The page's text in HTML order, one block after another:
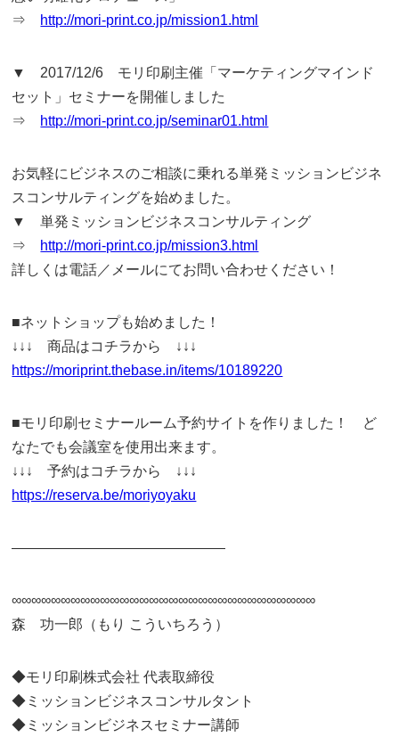
⇒ http://mori-print.co.jp/mission1.html
▼ 2017/12/6 モリ印刷主催「マーケティングマインド
セット」セミナーを開催しました
⇒ http://mori-print.co.jp/seminar01.html
お気軽にビジネスのご相談に乗れる単発ミッションビジネ
スコンサルティングを始めました。
▼ 単発ミッションビジネスコンサルティング
⇒ http://mori-print.co.jp/mission3.html
詳しくは電話／メールにてお問い合わせください！
■ネットショップも始めました！
↓↓↓ 商品はコチラから ↓↓↓
https://moriprint.thebase.in/items/10189220
■モリ印刷セミナールーム予約サイトを作りました！ ど
なたでも会議室を使用出来ます。
↓↓↓ 予約はコチラから ↓↓↓
https://reserva.be/moriyoyaku
———————————————
∞∞∞∞∞∞∞∞∞∞∞∞∞∞∞∞∞∞∞∞∞∞∞∞∞∞∞∞∞∞∞
森 功一郎（もり こういちろう）
◆モリ印刷株式会社 代表取締役
◆ミッションビジネスコンサルタント
◆ミッションビジネスセミナー講師